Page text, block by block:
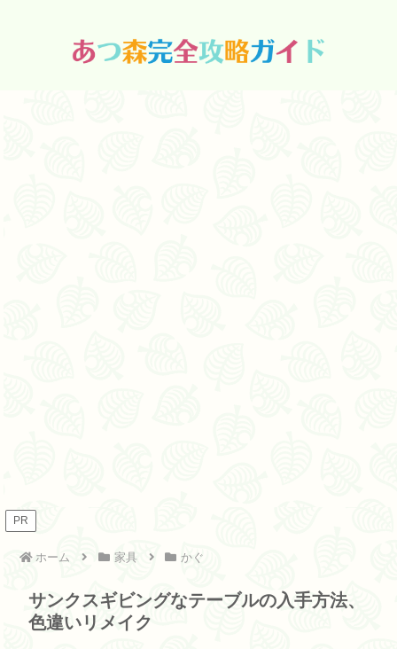
PR
ホーム 家具 かぐ
サンクスギビングなテーブルの入手方法、
色違いリメイク